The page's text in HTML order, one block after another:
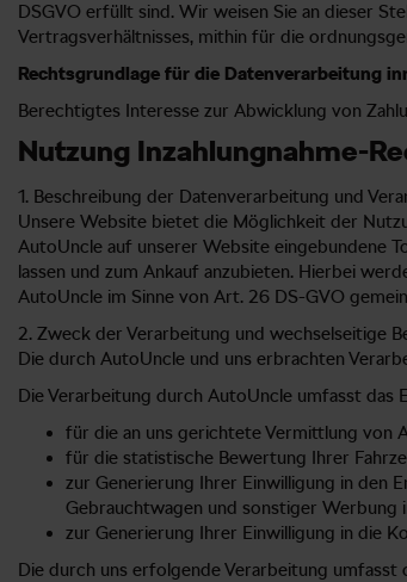
DSGVO erfüllt sind. Wir weisen Sie an dieser
Vertragsverhältnisses, mithin für die
Rechtsgrundlage für die Datenverarbeitung
Berechtigtes Interesse zur Abwicklung von
Nutzung Inzahlungnahme-
1. Beschreibung der Datenverarbeitung und
Unsere Website bietet die Möglichkeit der
AutoUncle auf unserer Website eingebundene
lassen und zum Ankauf anzubieten. Hierbei
AutoUncle im Sinne von Art. 26 DS-GVO
2. Zweck der Verarbeitung und wechselseitige
Die durch AutoUncle und uns erbrachten
Die Verarbeitung durch AutoUncle umfasst das
für die an uns gerichtete Vermittlung von
für die statistische Bewertung Ihrer
zur Generierung Ihrer Einwilligung in den
Gebrauchtwagen und sonstiger Werbung
zur Generierung Ihrer Einwilligung in die
Die durch uns erfolgende Verarbeitung umfasst